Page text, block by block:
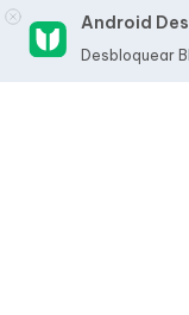
Android
Desbloquear